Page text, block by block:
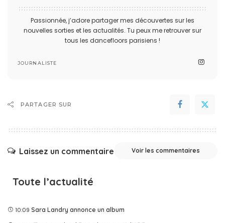
Passionnée, j’adore partager mes découvertes sur les
nouvelles sorties et les actualités. Tu peux me retrouver sur
tous les dancefloors parisiens !
JOURNALISTE
PARTAGER SUR
Laissez un commentaire Voir les commentaires
Toute l’actualité
10:09 Sara Landry annonce un album